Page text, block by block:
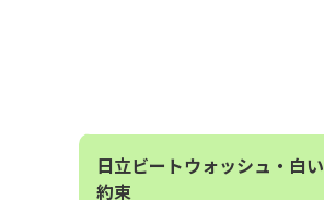
日立ビートウォッシュ・白い
約束